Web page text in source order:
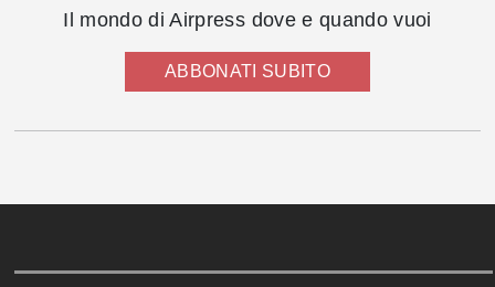
Il mondo di Airpress dove e quando vuoi
ABBONATI SUBITO